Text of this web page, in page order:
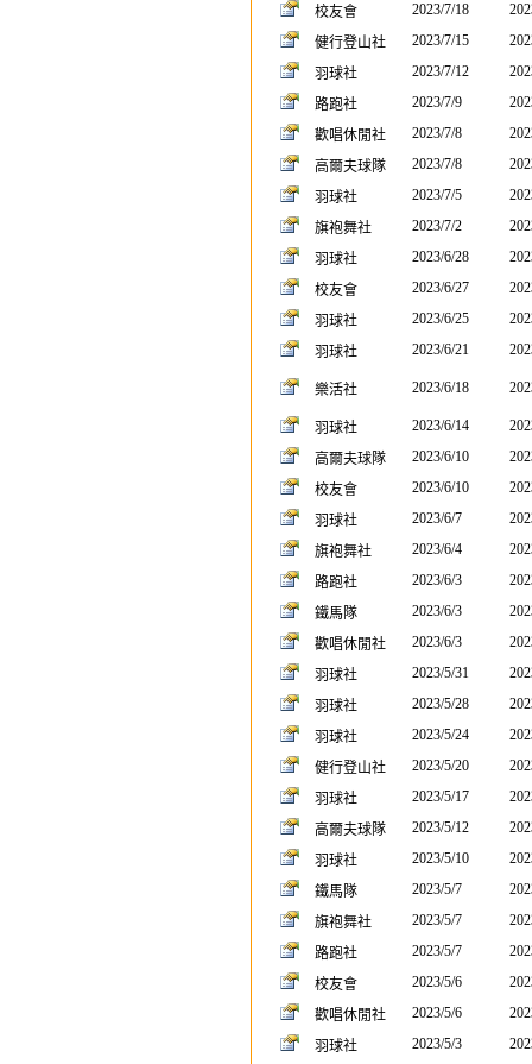
校友會
2023/7/18
健行登山社
2023/7/15
羽球社
2023/7/12
路跑社
2023/7/9
歡唱休閒社
2023/7/8
高爾夫球隊
2023/7/8
羽球社
2023/7/5
旗袍舞社
2023/7/2
羽球社
2023/6/28
校友會
2023/6/27
羽球社
2023/6/25
羽球社
2023/6/21
樂活社 2023/6/18
羽球社 2023/6/14
高爾夫球隊
2023/6/10
校友會
2023/6/10
羽球社
2023/6/7
旗袍舞社
2023/6/4
路跑社
2023/6/3
鐵馬隊
2023/6/3
歡唱休閒社
2023/6/3
羽球社
2023/5/31
羽球社
2023/5/28
羽球社
2023/5/24
健行登山社
2023/5/20
羽球社
2023/5/17
高爾夫球隊
2023/5/12
羽球社
2023/5/10
鐵馬隊
2023/5/7
旗袍舞社
2023/5/7
路跑社
2023/5/7
校友會
2023/5/6
歡唱休閒社
2023/5/6
羽球社
2023/5/3